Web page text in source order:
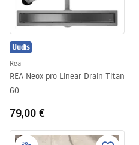
Uudis
Rea
REA Neox pro Linear Drain Titan
60
79,00 €